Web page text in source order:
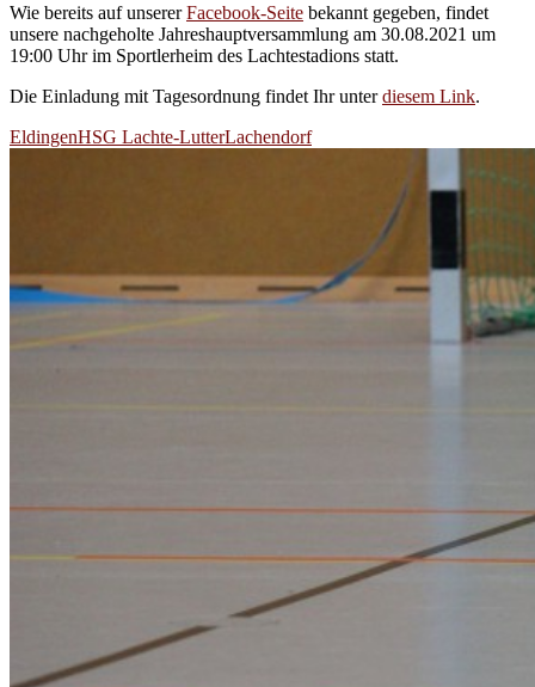
Wie bereits auf unsererFacebook-Seite bekannt gegeben, findet
unsere nachgeholte Jahreshauptversammlung am 30.08.2021 um
19:00 Uhr im Sportlerheim des Lachtestadions statt.
Die Einladung mit Tagesordnung findet Ihr unterdiesem Link.
EldingenHSG Lachte-LutterLachendorf